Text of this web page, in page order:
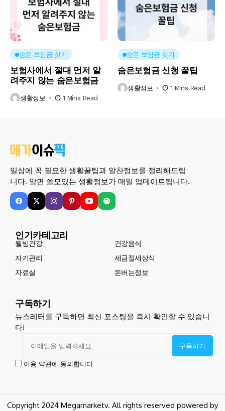
숨은 보험금 찾기
보험사에서 절대 먼저 알
려주지 않는 숨은보험금
생활정보 1 Mins Read
숨은 보험금 찾기
숨은보험금 신청 꿀팁
생활정보 1 Mins Read
일상에 꼭 필요한 생활꿀팁과 알찬정보를 정리해드립
니다. 알면 쓸모있는 생활정보가 매일 업데이트됩니다.
인기카테고리
웰빙건강
건강음식
자기관리
세금절세상식
자료실
돈버는정보
구독하기
뉴스레터를 구독하면 최신 포스팅을 즉시 확인할 수 있습니
다!
이용 약관에 동의합니다.
Copyright 2024 Megamarketv. All rights reserved powered by